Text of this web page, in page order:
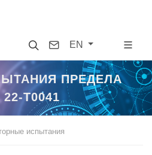
SearchContact
EN
ПРЕДЕЛА
T0041
испытания